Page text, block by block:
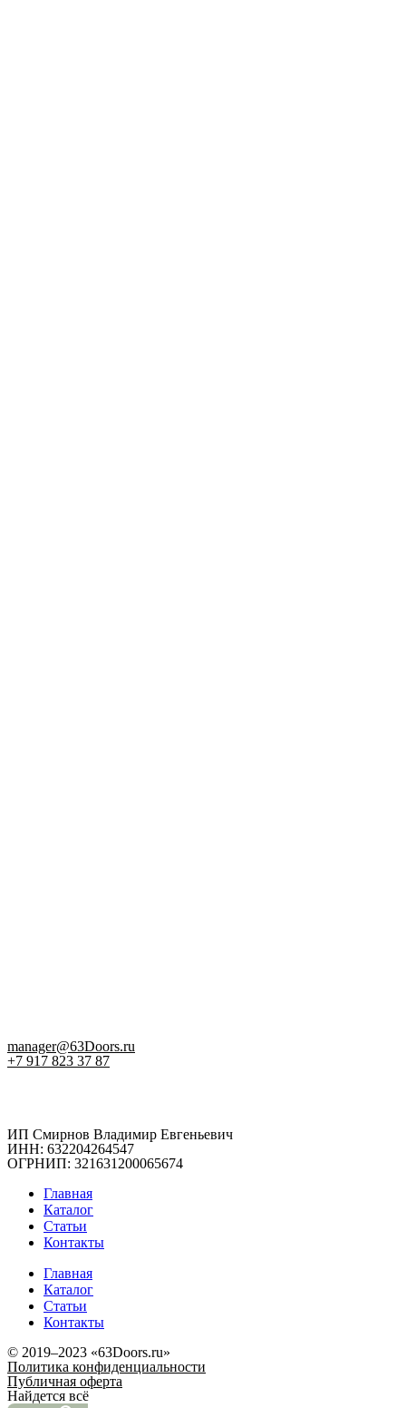
manager@63Doors.ru
+7 917 823 37 87
ИП Смирнов Владимир Евгеньевич
ИНН: 632204264547
ОГРНИП: 321631200065674
Главная
Каталог
Статьи
Контакты
Главная
Каталог
Статьи
Контакты
© 2019–2023 «63Doors.ru»
Политика конфиденциальности
Публичная оферта
Найдется всё